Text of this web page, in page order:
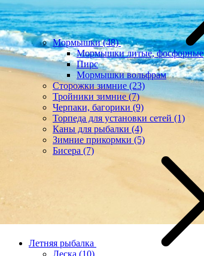
Мормышки(48)
Мормышки литые, фосфорные
Пирс
Мормышки вольфрам
Сторожки зимние (23)
Тройники зимние(7)
Черпаки, багорики (9)
Торпеда для установки сетей (1)
Каны для рыбалки (4)
Зимние прикормки (5)
Бисера (7)
Летняя рыбалка
Леска (10)